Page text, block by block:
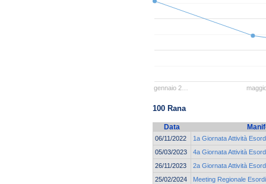
gennaio 2…
100 Rana
Data
06/11/2022
1a Giornata Attività
05/03/2023
4a Giornata Attività
26/11/2023
2a Giornata Attività
25/02/2024
Meeting Regionale